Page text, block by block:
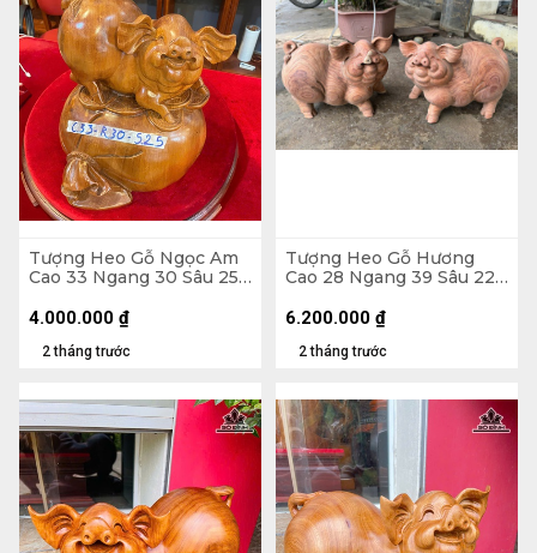
Tượng Heo Gỗ Ngọc Am
Cao 33 Ngang 30 Sâu 25
2 tháng trước
4.000.000 ₫
Tượng Heo Gỗ Hương
Cao 28 Ngang 39 Sâu 22
2 tháng trước
6.200.000 ₫